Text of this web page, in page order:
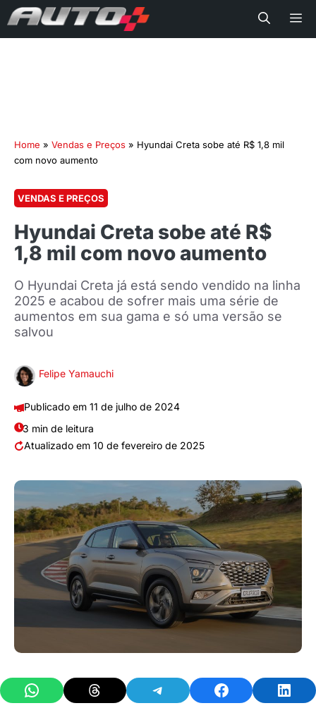
Home » Vendas e Preços » Hyundai Creta sobe até R$ 1,8 mil
com novo aumento
VENDAS E PREÇOS
Hyundai Creta sobe até R$
1,8 mil com novo aumento
O Hyundai Creta já está sendo vendido na linha
2025 e acabou de sofrer mais uma série de
aumentos em sua gama e só uma versão se
salvou
Felipe Yamauchi
11 de julho de 2024
3 min de leitura
10 de fevereiro de 2025
Share on WhatsAppShare on ThreadsShare on TelegramShare on Facebook